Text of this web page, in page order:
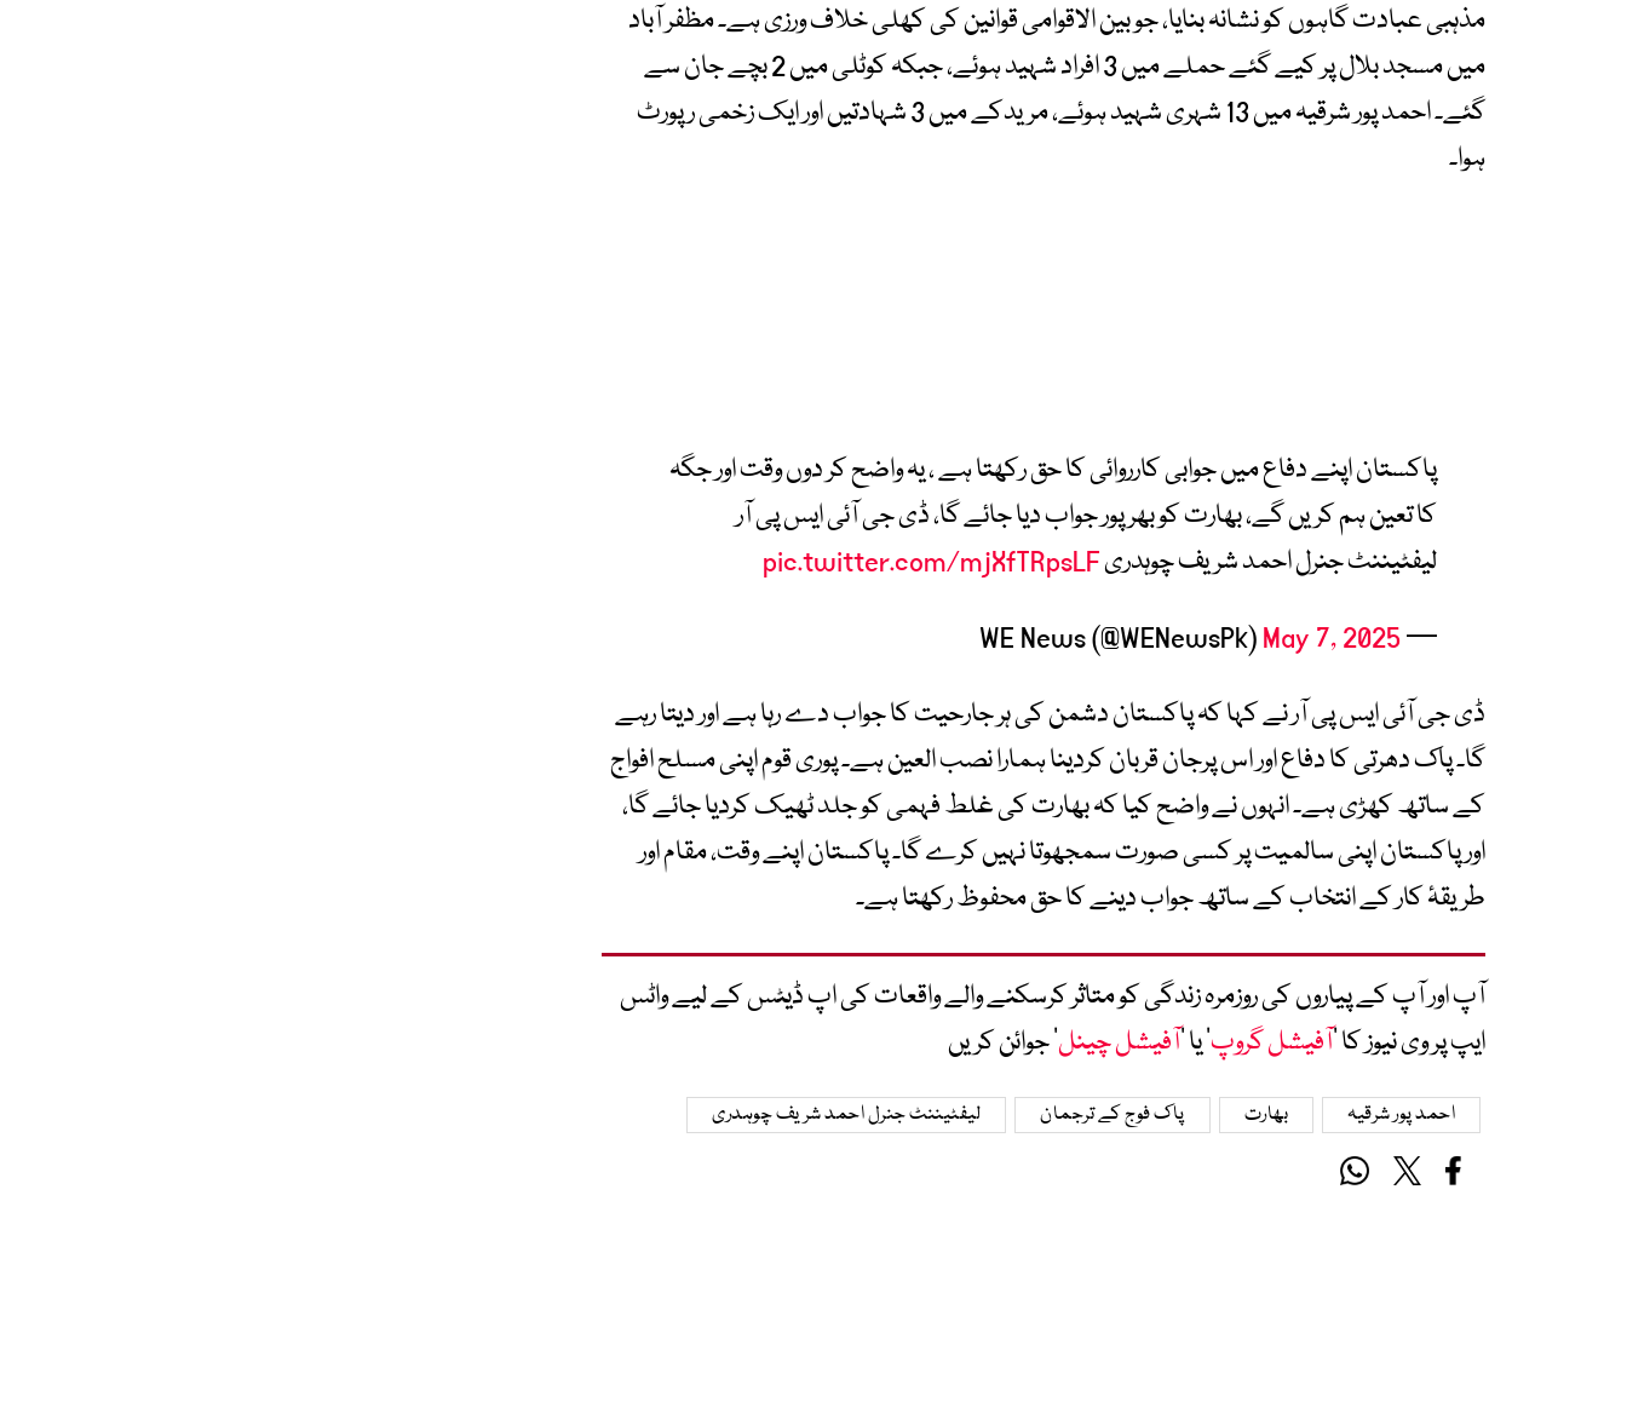
مذہبی عبادت گاہوں کو نشانہ بنایا، جو بین الاقوامی قوانین کی کھلی خلاف ورزی ہے۔ مظفر آباد
میں مسجد بلال پر کیے گئے حملے میں 3 افراد شہید ہوئے، جبکہ کوٹلی میں 2 بچے جان سے
گئے۔ احمد پور شرقیہ میں 13 شہری شہید ہوئے، مریدکے میں 3 شہادتیں اور ایک زخمی رپورٹ
ہوا۔
پاکستان اپنے دفاع میں جوابی کارروائی کا حق رکھتا ہے ، یہ واضح کر دوں وقت اور جگہ
کا تعین ہم کریں گے، بھارت کو بھرپور جواب دیا جائے گا، ڈی جی آئی ایس پی آر
لیفٹیننٹ جنرل احمد شریف چوہدریpic.twitter.com/mjXfTRpsLF
— WE News (@WENewsPk)
May 7, 2025
ڈی جی آئی ایس پی آر نے کہا کہ پاکستان دشمن کی ہر جارحیت کا جواب دے رہا ہے اور دیتا رہے
گا۔ پاک دھرتی کا دفاع اور اس پرجان قربان کردینا ہمارا نصب العین ہے۔ پوری قوم اپنی مسلح افواج
کے ساتھ کھڑی ہے۔ انہوں نے واضح کیا کہ بھارت کی غلط فہمی کو جلد ٹھیک کردیا جائے گا،
اورپاکستان اپنی سالمیت پر کسی صورت سمجھوتا نہیں کرے گا۔ پاکستان اپنے وقت، مقام اور
طریقۂ کار کے انتخاب کے ساتھ جواب دینے کا حق محفوظ رکھتا ہے۔
آپ اور آپ کے پیاروں کی روزمرہ زندگی کو متاثر کرسکنے والے واقعات کی اپ ڈیٹس کے لیے واٹس
ایپ پر وی نیوز کا ’آفیشل گروپ‘ یا ’آفیشل چینل‘ جوائن کریں
احمد پور شرقیہ بھارت پاک فوج کے ترجمان لیفٹیننٹ جنرل احمد شریف چوہدری